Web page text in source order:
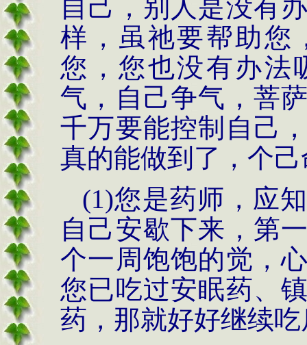
自己，别人是没有
样，虽祂要帮助您
您，您也没有办法
气，自己争气，菩
千万要能控制自己
真的能做到了，个
(1)您是药师，应
自己安歇下来，第
个一周饱饱的觉，
您已吃过安眠药、
药，那就好好继续